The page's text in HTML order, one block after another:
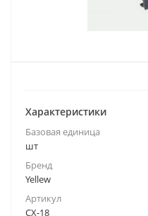
Характеристики
Базовая единица
шт
Бренд
Yellew
Артикул
CX-18